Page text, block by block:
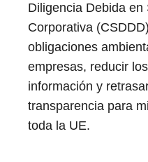
Diligencia Debida en
Corporativa
obligaciones
empresas, reducir
información y
transparencia para
toda la UE.